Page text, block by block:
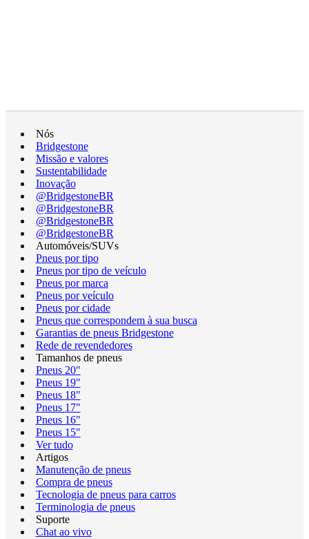
Nós
Bridgestone
Missão e valores
Sustentabilidade
Inovação
@BridgestoneBR
@BridgestoneBR
@BridgestoneBR
@BridgestoneBR
Automóveis/SUVs
Pneus por tipo
Pneus por tipo de veículo
Pneus por marca
Pneus por veículo
Pneus por cidade
Pneus que correspondem à sua busca
Garantias de pneus Bridgestone
Rede de revendedores
Tamanhos de pneus
Pneus 20"
Pneus 19"
Pneus 18"
Pneus 17"
Pneus 16"
Pneus 15"
Ver tudo
Artigos
Manutenção de pneus
Compra de pneus
Tecnologia de pneus para carros
Terminologia de pneus
Suporte
Chat ao vivo